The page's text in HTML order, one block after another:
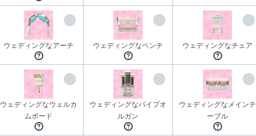
ウェディングなアーチ ウェディングなベンチ ウェディングなチェア
ウェディングなウェルカ
ムボード
ウェディングなパイプオ
ルガン
ウェディングなメインテ
ーブル